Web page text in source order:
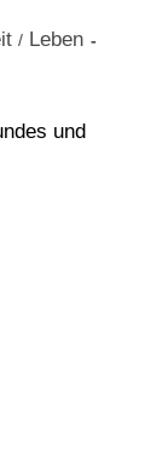
/ Leben
und